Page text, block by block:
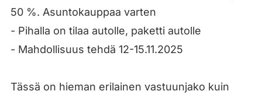
50 %. Asuntokauppaa varten
- Pihalla on tilaa autolle, paketti autolle
- Mahdollisuus tehdä 12-15.11.2025
Tässä on hieman erilainen vastuunjako kuin